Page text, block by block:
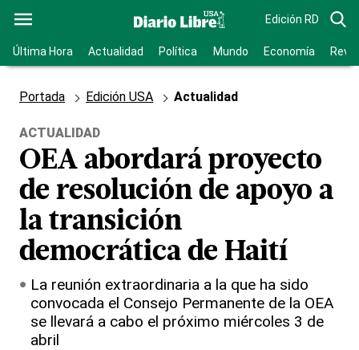
Edición RD
Última Hora Actualidad Política Mundo Economía
Portada Edición USA Actualidad
ACTUALIDAD
OEA abordará proyecto
de resolución de apoyo a
la transición
democrática de Haití
La reunión extraordinaria a la que ha sido
convocada el Consejo Permanente de la OEA
se llevará a cabo el próximo miércoles 3 de
abril